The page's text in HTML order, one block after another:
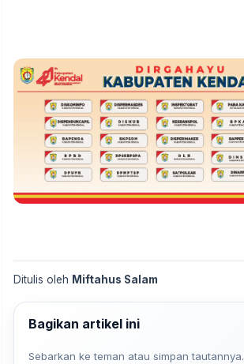
Ditulis oleh Miftahus Salam
Bagikan artikel ini
Sebarkan ke teman atau simpan tautannya.